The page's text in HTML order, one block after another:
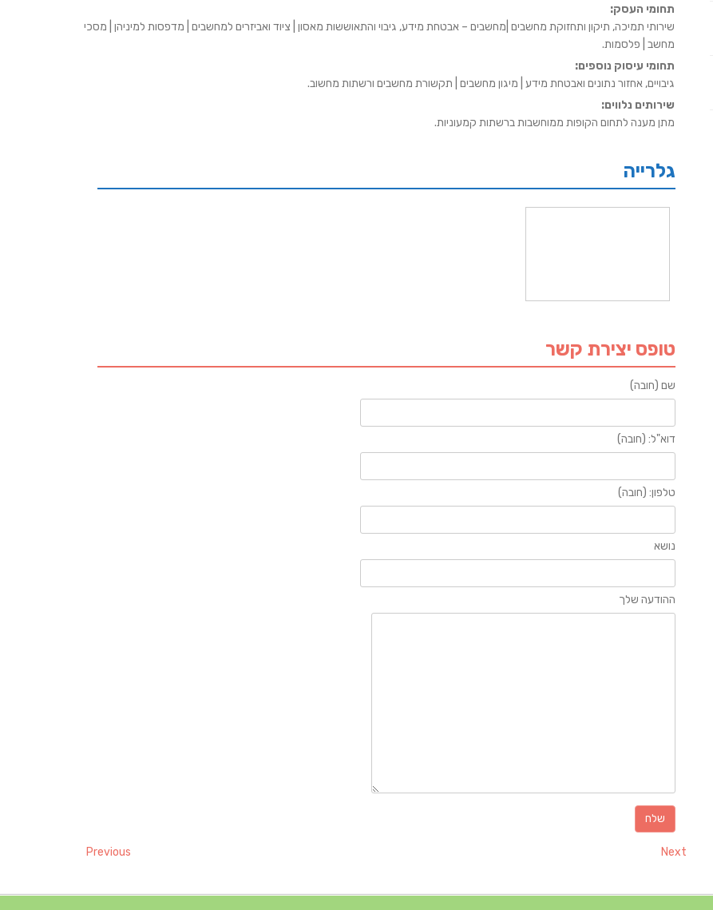
תחומי העסק:
שירותי תמיכה, תיקון ותחזוקת מחשבים |מחשבים – אבטחת מידע, גיבוי והתאוששות מאסון | ציוד ואביזרים למחשבים | מדפסות למיניהן | מסכי
מחשב | פלסמות.
תחומי עיסוק נוספים:
גיבויים, אחזור נתונים ואבטחת מידע | מיגון מחשבים | תקשורת מחשבים ורשתות מחשוב.
שירותים נלווים:
מתן מענה לתחום הקופות ממוחשבות ברשתות קמעוניות.
גלרייה
טופס יצירת קשר
שם (חובה)
דוא"ל: (חובה)
טלפון: (חובה)
נושא
ההודעה שלך
Previous Next